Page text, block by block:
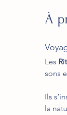
À
Les
sons
Ils
la